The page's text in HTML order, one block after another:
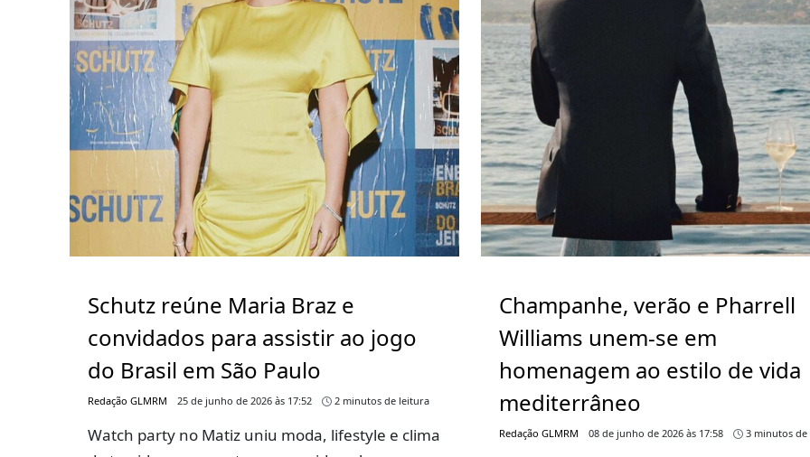
Schutz reúne Maria Braz e
convidados para assistir ao jogo
do Brasil em São Paulo
Redação GLMRM 25 de junho de 2026 às 17:52 2 minutos de leitura
Watch party no Matiz uniu moda, lifestyle e clima
Champanhe, verão e Pharrell
Williams unem-se em
homenagem ao estilo de vida
mediterrâneo
Redação GLMRM 08 de junho de 2026 às 17:58 3 minutos